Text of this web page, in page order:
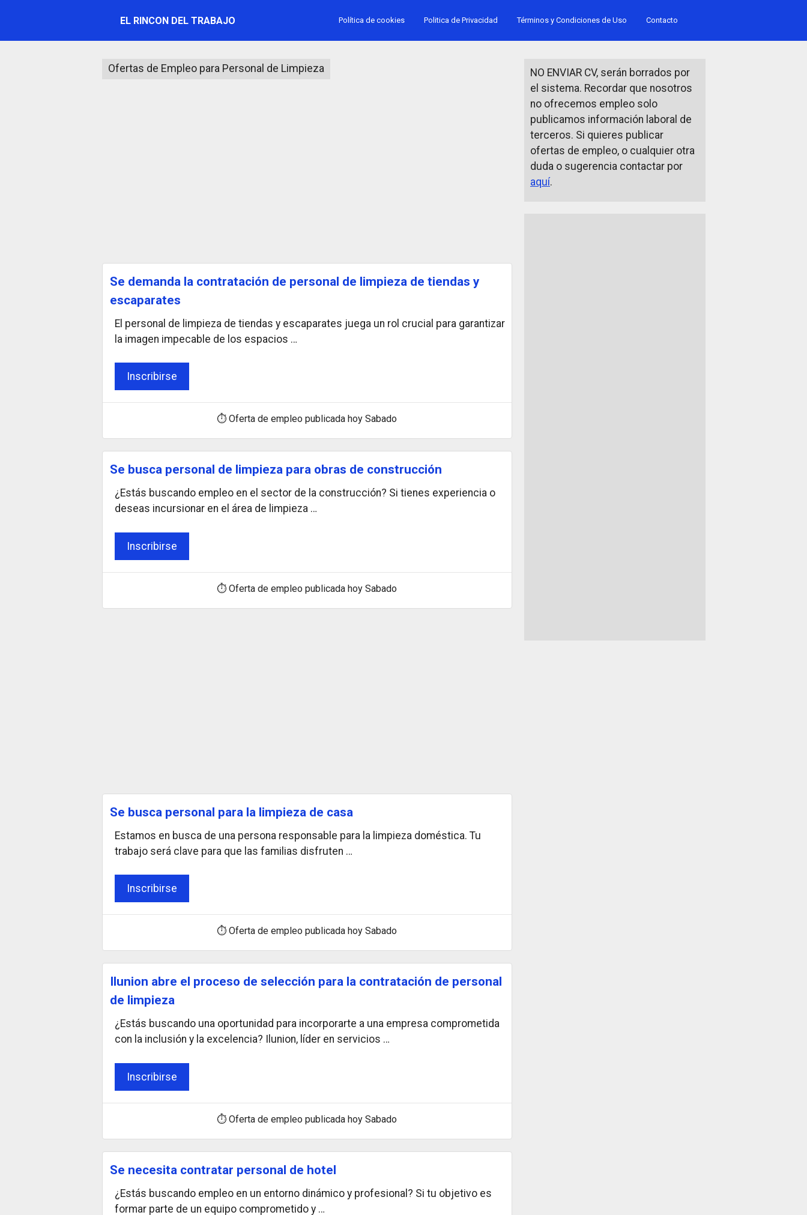
EL RINCON DEL TRABAJO Política de cookies Politica de Privacidad Términos y Condiciones de Uso Contacto
Ofertas de Empleo para Personal de Limpieza
Se demanda la contratación de personal de limpieza de tiendas y
escaparates
El personal de limpieza de tiendas y escaparates juega un rol crucial para garantizar
la imagen impecable de los espacios …
Inscribirse
⏱ Oferta de empleo publicada hoy Sabado
Se busca personal de limpieza para obras de construcción
¿Estás buscando empleo en el sector de la construcción? Si tienes experiencia o
deseas incursionar en el área de limpieza …
Inscribirse
⏱ Oferta de empleo publicada hoy Sabado
Se busca personal para la limpieza de casa
Estamos en busca de una persona responsable para la limpieza doméstica. Tu
trabajo será clave para que las familias disfruten …
Inscribirse
⏱ Oferta de empleo publicada hoy Sabado
Ilunion abre el proceso de selección para la contratación de personal
de limpieza
¿Estás buscando una oportunidad para incorporarte a una empresa comprometida
con la inclusión y la excelencia? Ilunion, líder en servicios …
Inscribirse
⏱ Oferta de empleo publicada hoy Sabado
Se necesita contratar personal de hotel
¿Estás buscando empleo en un entorno dinámico y profesional? Si tu objetivo es
formar parte de un equipo comprometido y …
NO ENVIAR CV, serán borrados por
el sistema. Recordar que nosotros
no ofrecemos empleo solo
publicamos información laboral de
terceros. Si quieres publicar
ofertas de empleo, o cualquier otra
duda o sugerencia contactar por
aquí.